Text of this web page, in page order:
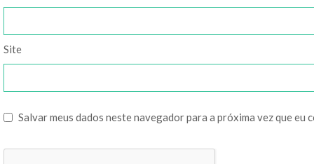
Site
Salvar meus dados neste navegador para a próxima vez que eu